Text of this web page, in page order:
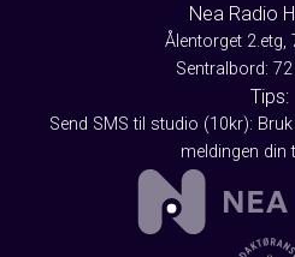
Nea Radio
Ålentorget 2.etg,
Sentralbord:
Tips:
Send SMS til studio (10kr):
meldingen din